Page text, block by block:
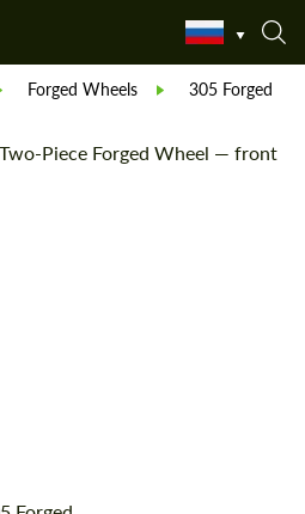
Forged Wheels 305 Forged